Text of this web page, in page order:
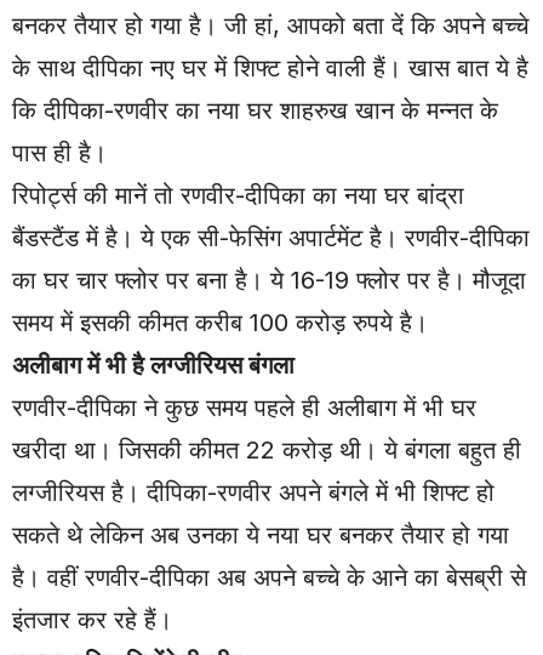
बनकर तैयार हो गया है। जी हां, आपको बता दें कि अपने बच्चे
के साथ दीपिका नए घर में शिफ्ट होने वाली हैं। खास बात ये है
कि दीपिका-रणवीर का नया घर शाहरुख खान के मन्नत के
पास ही है।
रिपोर्ट्स की मानें तो रणवीर-दीपिका का नया घर बांद्रा
बैंडस्टैंड में है। ये एक सी-फेसिंग अपार्टमेंट है। रणवीर-दीपिका
का घर चार फ्लोर पर बना है। ये 16-19 फ्लोर पर है। मौजूदा
समय में इसकी कीमत करीब 100 करोड़ रुपये है।
अलीबाग में भी है लग्जीरियस बंगला
रणवीर-दीपिका ने कुछ समय पहले ही अलीबाग में भी घर
खरीदा था। जिसकी कीमत 22 करोड़ थी। ये बंगला बहुत ही
लग्जीरियस है। दीपिका-रणवीर अपने बंगले में भी शिफ्ट हो
सकते थे लेकिन अब उनका ये नया घर बनकर तैयार हो गया
है। वहीं रणवीर-दीपिका अब अपने बच्चे के आने का बेसब्री से
इंतजार कर रहे हैं।